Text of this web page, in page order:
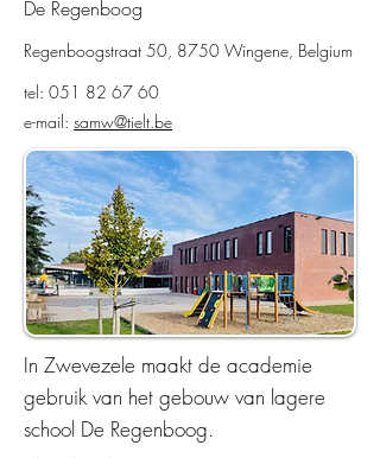
De Regenboog
Regenboogstraat 50, 8750 Wingene, Belgium
tel: 051 82 67 60
e-mail: samw@tielt.be
In Zwevezele maakt de academie
gebruik van het gebouw van lagere
school De Regenboog.